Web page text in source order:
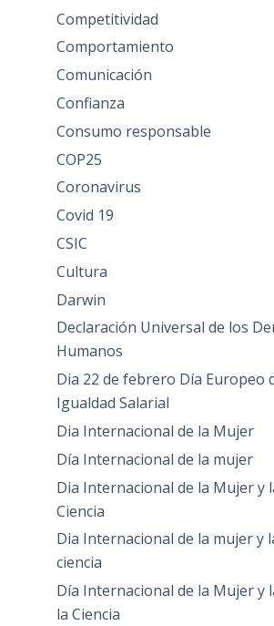
Competitividad
Comportamiento
Comunicación
Confianza
Consumo responsable
COP25
Coronavirus
Covid 19
CSIC
Cultura
Darwin
Declaración Universal de los
Humanos
Dia 22 de febrero Día Europeo
Igualdad Salarial
Dia Internacional de la Mujer
Día Internacional de la mujer
Dia Internacional de la Mujer y
Ciencia
Dia Internacional de la mujer y
ciencia
Día Internacional de la Mujer y
la Ciencia